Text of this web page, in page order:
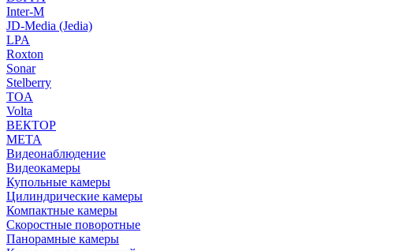
Inter-M
JD-Media (Jedia)
LPA
Roxton
Sonar
Stelberry
TOA
Volta
ВЕКТОР
МЕТА
Видеонаблюдение
Видеокамеры
Купольные камеры
Цилиндрические камеры
Компактные камеры
Скоростные поворотные
Панорамные камеры